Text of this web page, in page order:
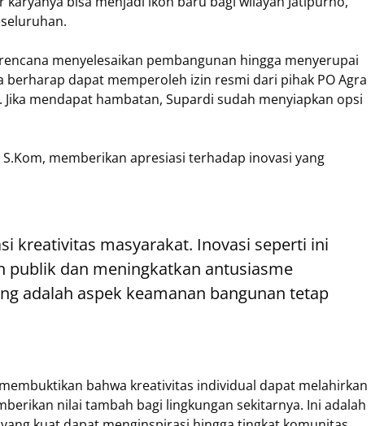
menyelesaikan pembangunan hingga menyerupai
berharap dapat memperoleh izin resmi dari pihak PO Agra
mendapat hambatan, Supardi sudah menyiapkan opsi
memberikan apresiasi terhadap inovasi yang
kreativitas masyarakat. Inovasi seperti ini
publik dan meningkatkan antusiasme
adalah aspek keamanan bangunan tetap
bahwa kreativitas individual dapat melahirkan
nilai tambah bagi lingkungan sekitarnya. Ini adalah